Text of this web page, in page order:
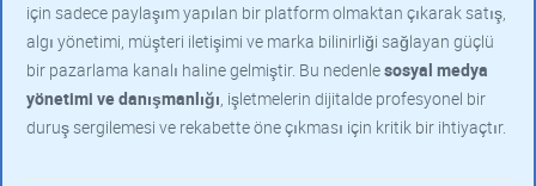
için sadece paylaşım yapılan bir platform olmaktan çıkarak satış,
algı yönetimi, müşteri iletişimi ve marka bilinirliği sağlayan güçlü
bir pazarlama kanalı haline gelmiştir. Bu nedenlesosyal medya
yönetimi ve danışmanlığı, işletmelerin dijitalde profesyonel bir
duruş sergilemesi ve rekabette öne çıkması için kritik bir ihtiyaçtır.